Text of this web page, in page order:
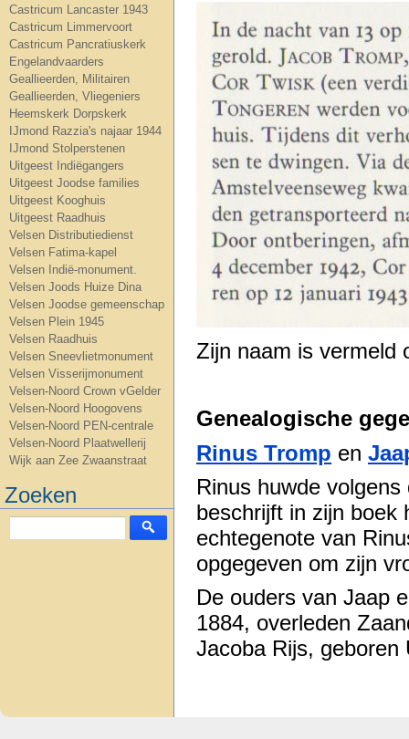
Castricum Lancaster 1943
Castricum Limmervoort
Castricum Pancratiuskerk
Engelandvaarders
Geallieerden, Militairen
Geallieerden, Vliegeniers
Heemskerk Dorpskerk
IJmond Razzia's najaar 1944
IJmond Stolperstenen
Uitgeest Indiëgangers
Uitgeest Joodse families
Uitgeest Kooghuis
Uitgeest Raadhuis
Velsen Distributiedienst
Velsen Fatima-kapel
Velsen Indië-monument.
Velsen Joods Huize Dina
Velsen Joodse gemeenschap
Velsen Plein 1945
Velsen Raadhuis
Velsen Sneevlietmonument
Velsen Visserijmonument
Velsen-Noord Crown vGelder
Velsen-Noord Hoogovens
Velsen-Noord PEN-centrale
Velsen-Noord Plaatwellerij
Wijk aan Zee Zwaanstraat
Zoeken
Zijn naam is vermeld
Genealogische
Rinus Tromp en
Rinus huwde
beschrijft in zijn boek
echtegenote van
opgegeven om zijn
De ouders van Jaap
1884, overleden
Jacoba Rijs, geboren